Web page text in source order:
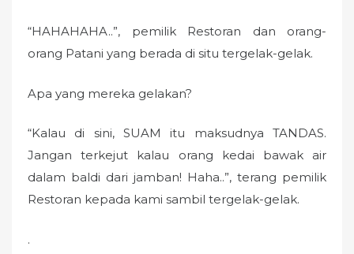
“HAHAHAHA..”, pemilik Restoran dan orang-
orang Patani yang berada di situ tergelak-gelak.
Apa yang mereka gelakan?
“Kalau di sini, SUAM itu maksudnya TANDAS.
Jangan terkejut kalau orang kedai bawak air
dalam baldi dari jamban! Haha..”, terang pemilik
Restoran kepada kami sambil tergelak-gelak.
.